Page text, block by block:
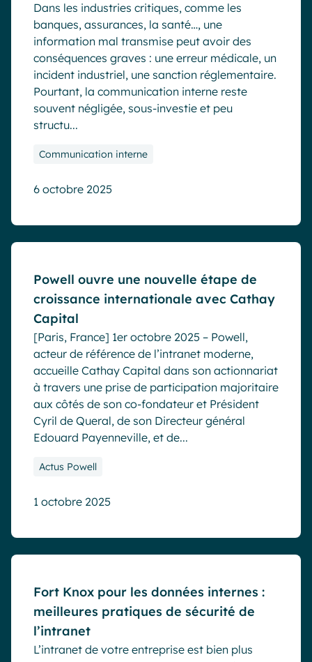
Dans les industries critiques, comme les
banques, assurances, la santé…, une
information mal transmise peut avoir des
conséquences graves : une erreur médicale, un
incident industriel, une sanction réglementaire.
Pourtant, la communication interne reste
souvent négligée, sous-investie et peu
structu...
Communication interne
6 octobre 2025
Powell ouvre une nouvelle étape de
croissance internationale avec Cathay
Capital
[Paris, France] 1er octobre 2025 – Powell,
acteur de référence de l’intranet moderne,
accueille Cathay Capital dans son actionnariat
à travers une prise de participation majoritaire
aux côtés de son co-fondateur et Président
Cyril de Queral, de son Directeur général
Edouard Payenneville, et de...
Actus Powell
1 octobre 2025
Fort Knox pour les données internes :
meilleures pratiques de sécurité de
l’intranet
L’intranet de votre entreprise est bien plus